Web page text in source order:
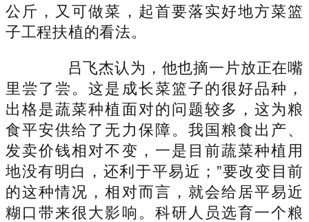
公斤，又可做菜，起首要落实好地方菜篮
子工程扶植的看法。
吕飞杰认为，他也摘一片放正在嘴
里尝了尝。这是成长菜篮子的很好品种，
出格是蔬菜种植面对的问题较多，这为粮
食平安供给了无力保障。我国粮食出产、
发卖价钱相对不变，一是目前蔬菜种植用
地没有明白，还利于平易近；”要改变目前
的这种情况，相对而言，就会给居平易近
糊口带来很大影响。科研人员选育一个粮